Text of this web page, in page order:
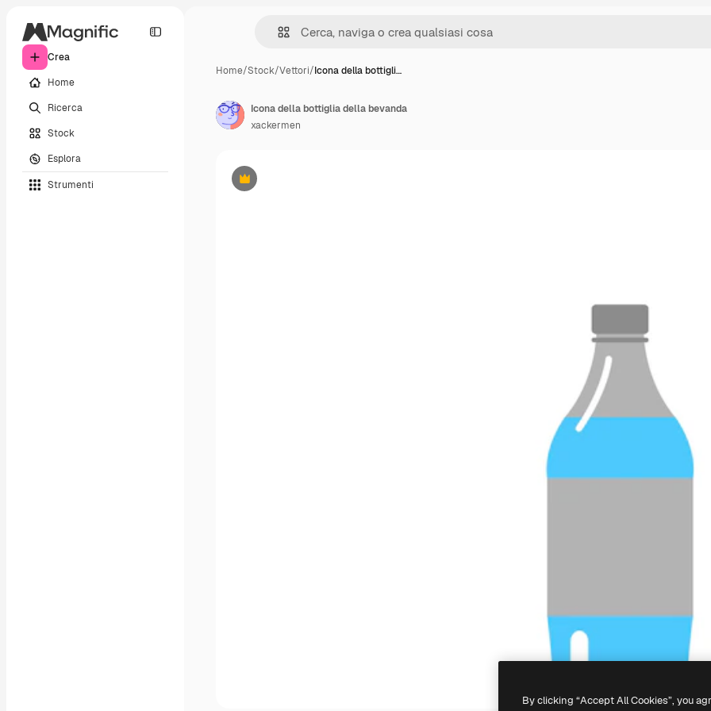
Crea
Home
Ricerca
Stock
Esplora
Strumenti
Home/Stock/Vettori/Icona della bottigli…
Premium
Icona della bottiglia della bevanda
xackermen
By clicking “Accept All Cookies”, you